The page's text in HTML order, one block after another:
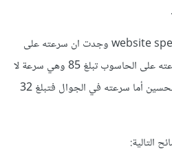
ولكن عندما قمت بعمل website speed test وجدت ان سرعته على
الجوال هي المشكلة حيث أن سرعته على الحاسوب تبلغ 85 وهي سرعة لا
بأس بها على الرغم من حاجتها للتحسين أما سرعته في الجوال فتبلغ 32
التالية: